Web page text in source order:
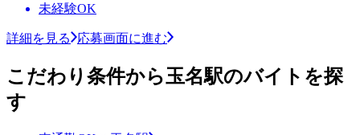
未経験OK
詳細を見る 応募画面に進む
こだわり条件から玉名駅のバイトを探
す